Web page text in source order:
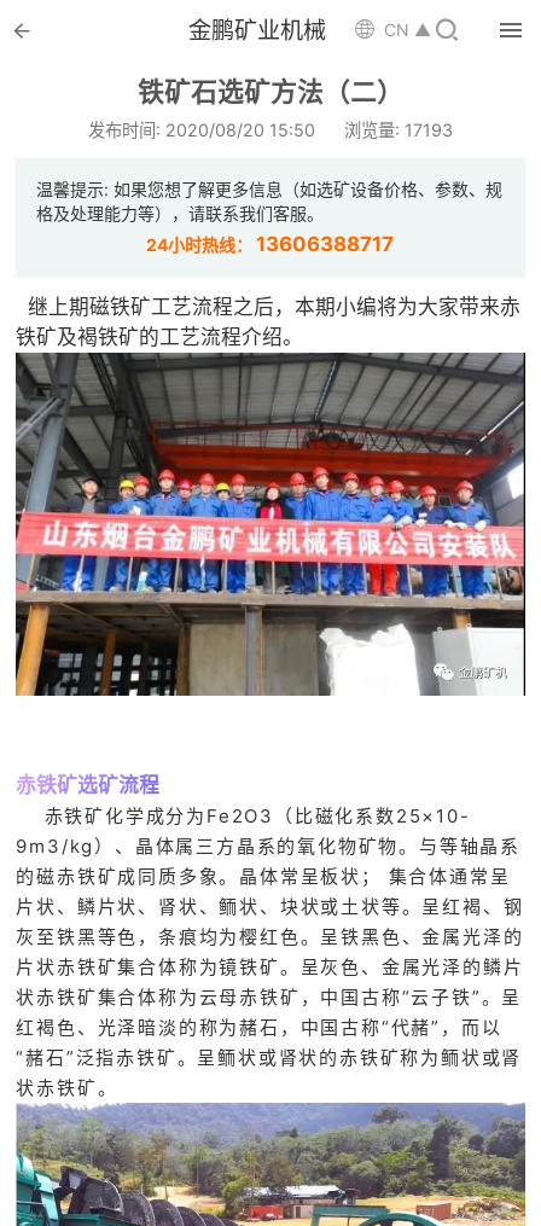
 金鹏矿业机械 CN ▲ 
铁矿石选矿方法（二）
发布时间: 2020/08/20 15:50 浏览量: 17193
温馨提示: 如果您想了解更多信息（如选矿设备价格、参数、规
格及处理能力等），请联系我们客服。
24小时热线：13606388717
继上期磁铁矿工艺流程之后，本期小编将为大家带来赤
铁矿及褐铁矿的工艺流程介绍。
赤铁矿选矿流程
赤铁矿化学成分为Fe2O3（比磁化系数25×10-
9m3/kg）、晶体属三方晶系的氧化物矿物。与等轴晶系
的磁赤铁矿成同质多象。晶体常呈板状； 集合体通常呈
片状、鳞片状、肾状、鲕状、块状或土状等。呈红褐、钢
灰至铁黑等色，条痕均为樱红色。呈铁黑色、金属光泽的
片状赤铁矿集合体称为镜铁矿。呈灰色、金属光泽的鳞片
状赤铁矿集合体称为云母赤铁矿，中国古称“云子铁”。呈
红褐色、光泽暗淡的称为赭石，中国古称“代赭”，而以
“赭石”泛指赤铁矿。呈鲕状或肾状的赤铁矿称为鲕状或肾
状赤铁矿。

 选矿设备
 配件耗材

 选矿总包
 案例中心
 服务体系
 新闻中心
 矿山设计院
 选矿实验室
关于金鹏
 联系我们